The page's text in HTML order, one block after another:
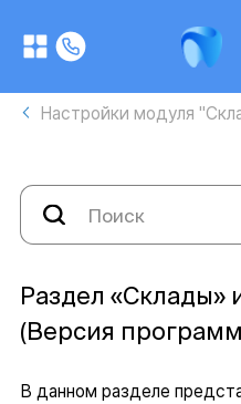
Настройки модуля
Раздел «Склады»
(Версия
В данном разделе